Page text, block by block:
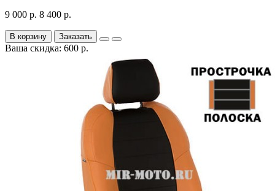
9 000 р. 8 400 р.
В корзину Заказать
Ваша скидка: 600 р.